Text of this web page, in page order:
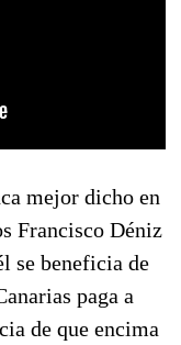
mejor dicho en
Francisco Déniz
se beneficia de
paga a
de que encima